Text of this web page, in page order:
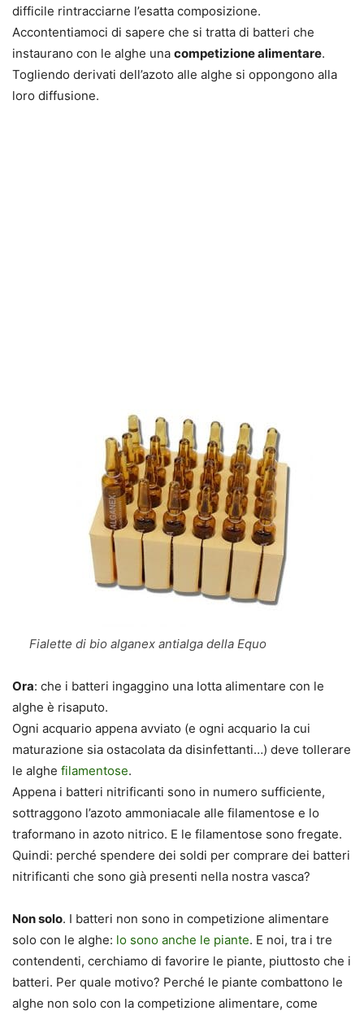
difficile rintracciarne l’esatta composizione.
Accontentiamoci di sapere che si tratta di batteri che
instaurano con le alghe una competizione alimentare.
Togliendo derivati dell’azoto alle alghe si oppongono alla
loro diffusione.
Fialette di bio alganex antialga della Equo
Ora: che i batteri ingaggino una lotta alimentare con le
alghe è risaputo.
Ogni acquario appena avviato (e ogni acquario la cui
maturazione sia ostacolata da disinfettanti…) deve tollerare
le alghe filamentose.
Appena i batteri nitrificanti sono in numero sufficiente,
sottraggono l’azoto ammoniacale alle filamentose e lo
traformano in azoto nitrico. E le filamentose sono fregate.
Quindi: perché spendere dei soldi per comprare dei batteri
nitrificanti che sono già presenti nella nostra vasca?
Non solo. I batteri non sono in competizione alimentare
solo con le alghe: lo sono anche le piante. E noi, tra i tre
contendenti, cerchiamo di favorire le piante, piuttosto che i
batteri. Per quale motivo? Perché le piante combattono le
alghe non solo con la competizione alimentare, come